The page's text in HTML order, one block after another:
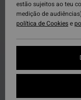
estão sujeitos ao teu
medição de
política de Cookiese